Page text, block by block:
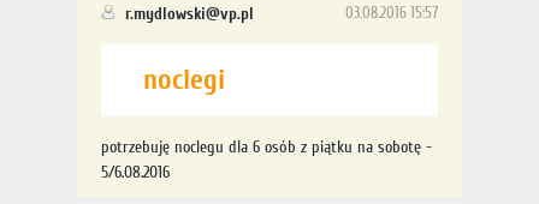
03.08.2016 15:57
r.mydlowski@vp.pl
noclegi
potrzebuję noclegu dla 6 osób z piątku na sobotę -
5/6.08.2016